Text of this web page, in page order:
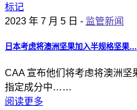
2023 年 7 月 5 日 - 监管新闻
日本考虑将澳洲坚果加入半规格坚果…
CAA 宣布他们将考虑将澳洲坚
指定成分中……
阅读更多